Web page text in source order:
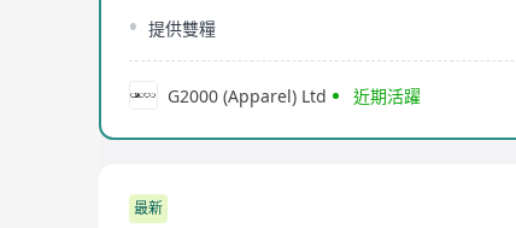
提供雙糧
G2000 (Apparel) Ltd 近期活躍
最新